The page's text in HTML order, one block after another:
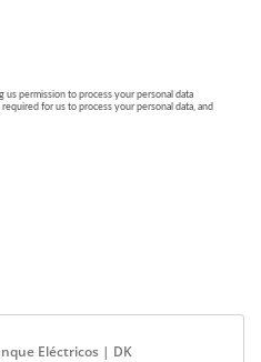
Eléctricos | DK